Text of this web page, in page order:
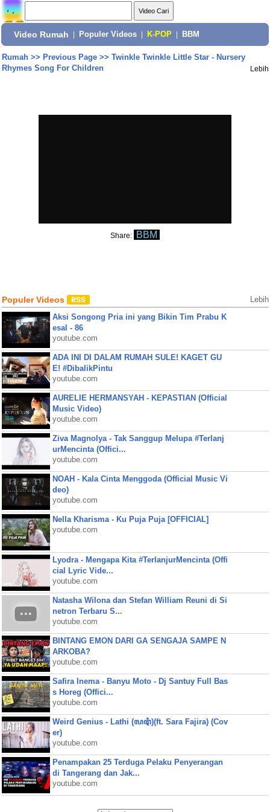
Video Rumah Populer Videos K-POP BBM
Rumah>> Previous Page>> Twinkle Twinkle Little Star - Nursery
Rhymes Song For Children
Lebih
Share: BBM
Populer Videos Lebih
Aksi Songong Pria ini yang Bikin Tim Prabu K
esal - 86
youtube.com
ADA INI DI DALAM RUMAH SULE! KAGET GU
E! #DibalikPintu
youtube.com
AURELIE HERMANSYAH - KEPASTIAN (Official
Music Video)
youtube.com
Ziva Magnolya - Tak Sanggup Melupa #Terlanj
urMencinta (Offici...
youtube.com
NOAH - Kala Cinta Menggoda (Official Music Vi
deo)
youtube.com
Nella Kharisma - Ku Puja Puja [OFFICIAL]
youtube.com
Lyodra - Mengapa Kita #TerlanjurMencinta (Offi
cial Lyric Vide...
youtube.com
Natasha Wilona dan Stefan William Reuni di Si
netron Terbaru S...
youtube.com
BINTANG EMON DARI GA SENGAJA SAMPE N
ARKOBA?
youtube.com
Safira Inema - Banyu Moto - Dj Santuy Full Bas
s Horeg (Offici...
youtube.com
Weird Genius - Lathi (ꦭꦛꦶ)(ft. Sara Fajira) (Cov
er)
youtube.com
Penampakan 25 Terduga Pelaku Penyerangan
di Tangerang dan Jak...
youtube.com